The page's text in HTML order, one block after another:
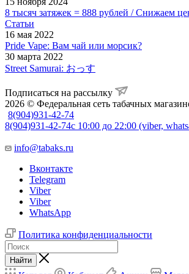
8 тысяч затяжек = 888 рублей / Снижаем
Статьи
16 мая 2022
Pride Vape: Вам чай или морсик?
30 марта 2022
Street Samurai: おっす
Подписаться на рассылку
2026 © Федеральная сеть табачных
8(904)931-42-74
8(904)931-42-74с 10:00 до 22:00 (viber,
info@tabaks.ru
Вконтакте
Telegram
Viber
Viber
WhatsApp
Политика конфиденциальности
Найти